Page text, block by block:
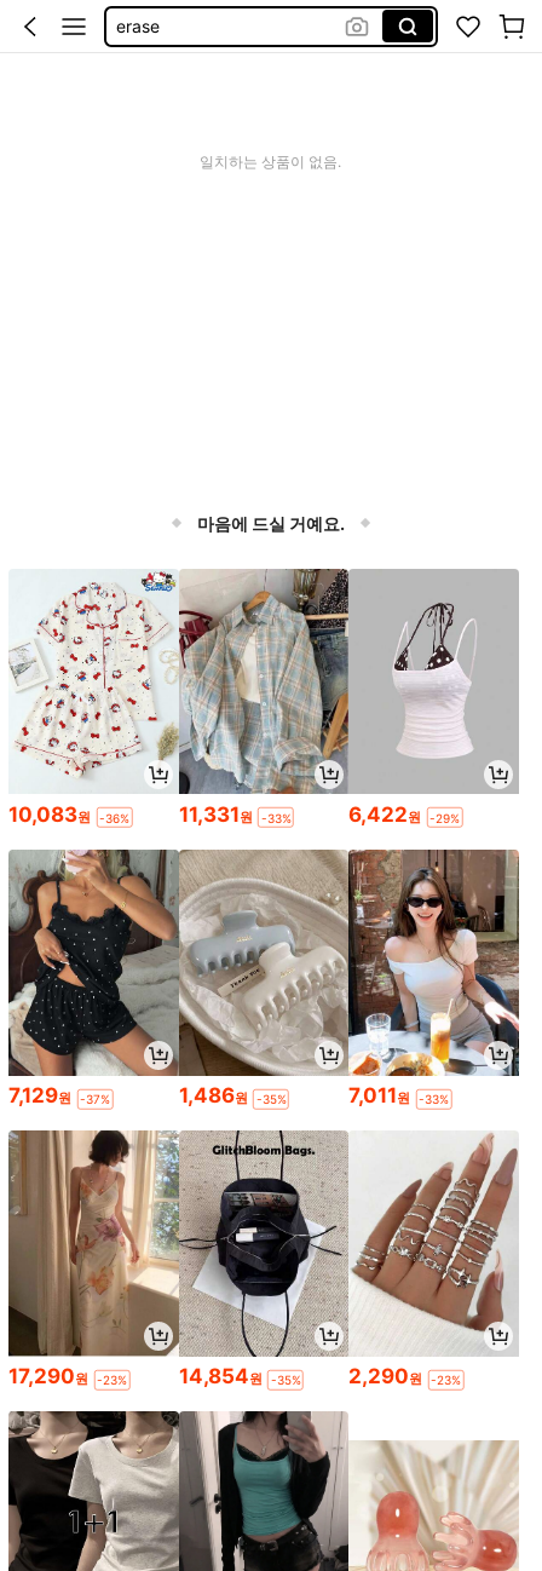
erase
일치하는 상품이 없음.
마음에 드실 거예요.
10,083원 -36% 11,331원 -33% 6,422원 -29%
7,129원 -37% 1,486원 -35% 7,011원 -33%
17,290원 -23% 14,854원 -35% 2,290원 -23%